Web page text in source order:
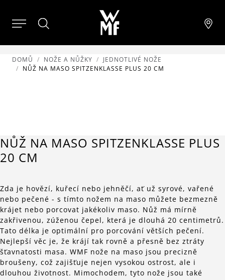
DOMŮ NOŽE A NŮŽKY
JEDNOTLIVÉ NOŽE
NŮŽ NA MASO SPITZENKLASSE PLUS 20 CM
NŮŽ NA MASO SPITZENKLASSE PLUS
20 CM
Zda je hovězí, kuřecí nebo jehněčí, ať už syrové, vařené
nebo pečené - s tímto nožem na maso můžete bezmezně
krájet nebo porcovat jakékoliv maso. Nůž má mírně
zakřivenou, zúženou čepel, která je dlouhá 20 centimetrů.
Tato délka je optimální pro porcování větších pečení.
Nejlepší věc je, že krájí tak rovně a přesně bez ztráty
šťavnatosti masa. WMF nože na maso jsou precizně
broušeny, což zajišťuje nejen vysokou ostrost, ale i
dlouhou životnost. Mimochodem, tyto nože jsou také